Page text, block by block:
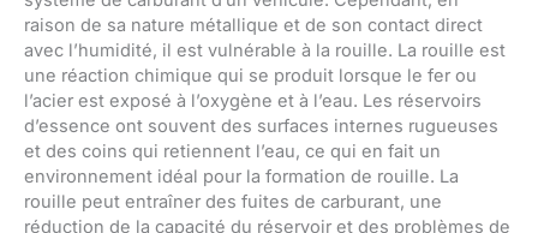
raison de sa nature métallique et de son contact direct
avec l’humidité, il est vulnérable à la rouille. La rouille est
une réaction chimique qui se produit lorsque le fer ou
l’acier est exposé à l’oxygène et à l’eau. Les réservoirs
d’essence ont souvent des surfaces internes rugueuses
et des coins qui retiennent l’eau, ce qui en fait un
environnement idéal pour la formation de rouille. La
rouille peut entraîner des fuites de carburant, une
réduction de la capacité du réservoir et des problèmes de